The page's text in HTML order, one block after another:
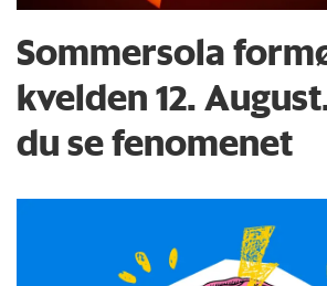
Sommersola
kvelden 12.
du se fenomenet